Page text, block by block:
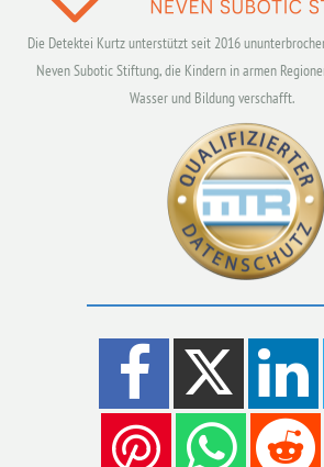
Die Detektei Kurtz unterstützt seit 2016
Neven Subotic Stiftung, die Kindern in armen
Wasser und Bildung verschafft.